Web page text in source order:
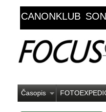
CANONKLUB
Časopis